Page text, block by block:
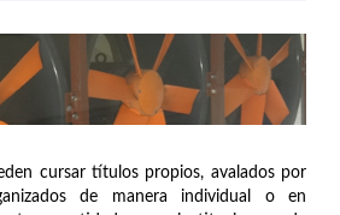
cursar títulos propios, avalados por
de manera individual o en